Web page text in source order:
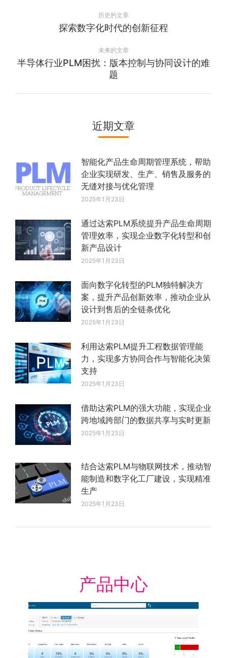
历史的文章
探索数字化时代的创新征程
未来的文章
半导体行业PLM困扰：版本控制与协同设计的难
题
近期文章
智能化产品生命周期管理系统，帮助
企业实现研发、生产、销售及服务的
无缝对接与优化管理
2025年1月23日
通过达索PLM系统提升产品生命周期
管理效率，实现企业数字化转型和创
新产品设计
2025年1月23日
面向数字化转型的PLM独特解决方
案，提升产品创新效率，推动企业从
设计到售后的全链条优化
2025年1月23日
利用达索PLM提升工程数据管理能
力，实现多方协同合作与智能化决策
支持
2025年1月23日
借助达索PLM的强大功能，实现企业
跨地域跨部门的数据共享与实时更新
2025年1月23日
结合达索PLM与物联网技术，推动智
能制造和数字化工厂建设，实现精准
生产
2025年1月23日
产品中心